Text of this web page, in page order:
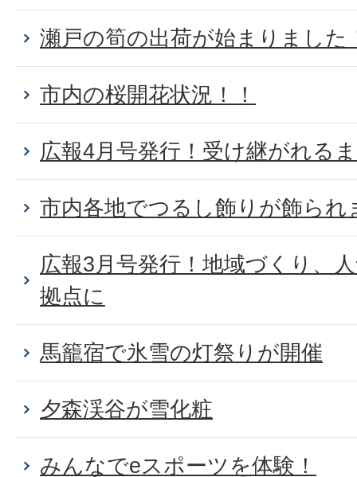
瀬戸の筍の出荷が始まりました
市内の桜開花状況！！
広報4月号発行！受け継がれる
市内各地でつるし飾りが飾られ
広報3月号発行！地域づくり、
拠点に
馬籠宿で氷雪の灯祭りが開催
夕森渓谷が雪化粧
みんなでeスポーツを体験！